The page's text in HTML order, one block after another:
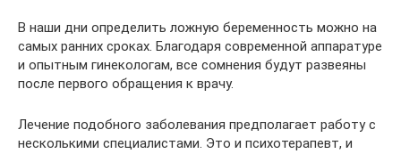
В наши дни определить ложную беременность можно на
самых ранних сроках. Благодаря современной аппаратуре
и опытным гинекологам, все сомнения будут развеяны
после первого обращения к врачу.
Лечение подобного заболевания предполагает работу с
несколькими специалистами. Это и психотерапевт, и